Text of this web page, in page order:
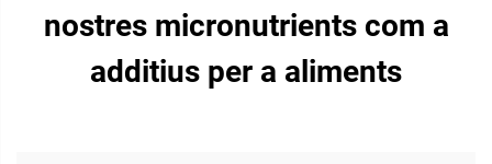
nostres micronutrients com a
additius per a aliments